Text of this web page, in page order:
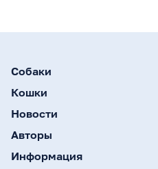
Собаки
Кошки
Новости
Авторы
Информация